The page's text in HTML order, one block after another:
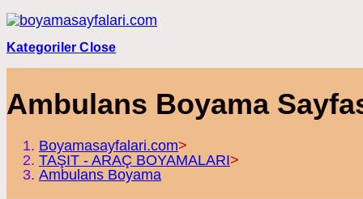
Skip
to
content
Kategoriler Close
Ambulans Boyama
Boyamasayfalari.com>
TAŞIT - ARAÇ BOYAMALARI>
Ambulans Boyama